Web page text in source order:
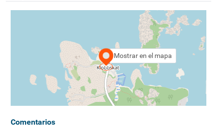
Mostrar en el mapa
Comentarios